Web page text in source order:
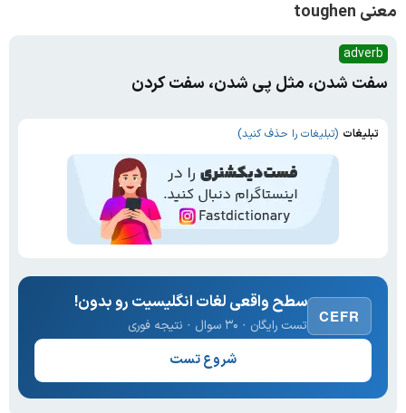
معنی toughen
adverb
سفت شدن، مثل پی شدن، سفت کردن
تبلیغات (تبلیغات را حذف کنید)
CEFR
سطح واقعی لغات انگلیسیت رو بدون!
تست رایگان · ۳۰ سوال · نتیجه فوری
شروع تست